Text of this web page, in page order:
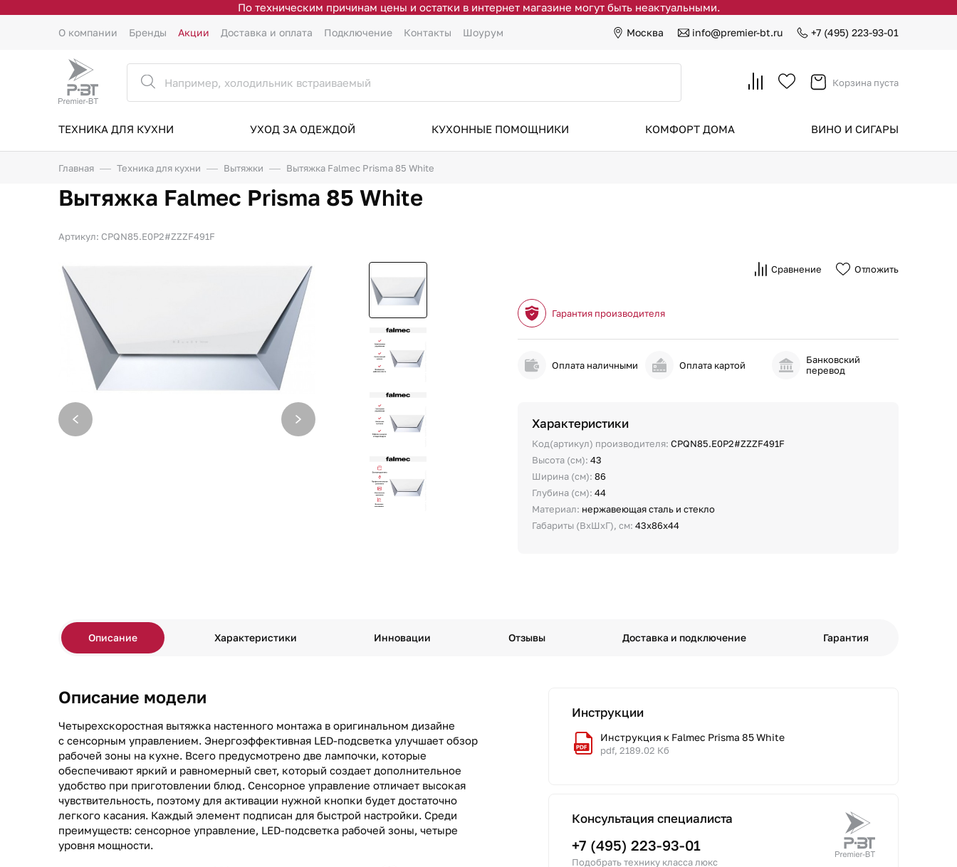
По техническим причинам цены и остатки в интернет магазине могут быть неактуальными.
О компании Бренды Акции Доставка и оплата Подключение Контакты Шоурум Москва info@premier-bt.ru +7 (495) 223-93-01
Корзина пуста
ТЕХНИКА ДЛЯ КУХНИ УХОД ЗА ОДЕЖДОЙ КУХОННЫЕ ПОМОЩНИКИ КОМФОРТ ДОМА ВИНО И СИГАРЫ
Главная Техника для кухни Вытяжки Вытяжка Falmec Prisma 85 White
Вытяжка Falmec Prisma 85 White
Артикул: CPQN85.E0P2#ZZZF491F
Сравнение Отложить
Гарантия производителя
Оплата наличными Оплата картой
Банковский
перевод
Характеристики
Код(артикул) производителя:CPQN85.E0P2#ZZZF491F
Высота (см):43
Ширина (см):86
Глубина (см):44
Материал: нержавеющая сталь и стекло
Габариты (ВхШхГ), см:43х86х44
Описание Характеристики Инновации Отзывы Доставка и подключение Гарантия
Описание модели
Четырехскоростная вытяжка настенного монтажа в оригинальном дизайне
с сенсорным управлением. Энергоэффективная LED-подсветка улучшает обзор
рабочей зоны на кухне. Всего предусмотрено две лампочки, которые
обеспечивают яркий и равномерный свет, который создает дополнительное
удобство при приготовлении блюд. Сенсорное управление отличает высокая
чувствительность, поэтому для активации нужной кнопки будет достаточно
легкого касания. Каждый элемент подписан для быстрой настройки. Среди
преимуществ: сенсорное управление, LED-подсветка рабочей зоны, четыре
уровня мощности.
Инструкции
Инструкция к Falmec Prisma 85 White
pdf, 2189.02 Кб
Консультация специалиста
+7 (495) 223-93-01
Подобрать технику класса люкс